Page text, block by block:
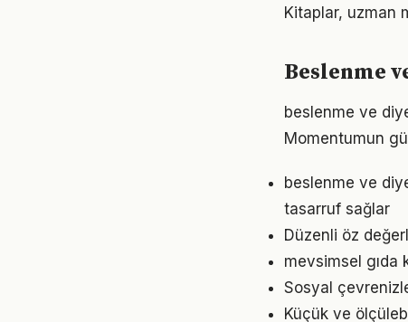
Kitaplar, uzman
Beslenme
beslenme ve
Momentumun
beslenme ve
tasarruf sağlar
Düzenli öz
mevsimsel gıda
Sosyal
Küçük ve